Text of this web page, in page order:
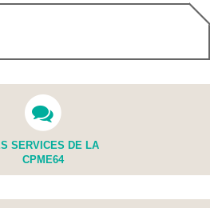
SERVICES DE LA
CPME64